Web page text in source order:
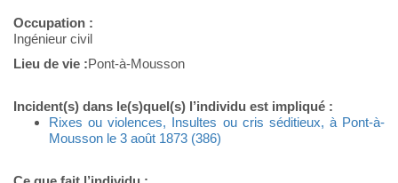
Occupation :
Ingénieur civil
Lieu de vie :Pont-à-Mousson
Incident(s) dans le(s)quel(s) l’individu est impliqué :
Rixes ou violences, Insultes ou cris séditieux, à Pont-à-
Mousson le 3 août 1873 (386)